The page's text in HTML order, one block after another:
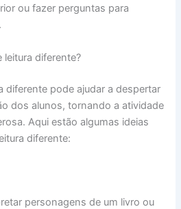
ou fazer perguntas para
leitura diferente?
diferente pode ajudar a despertar
dos alunos, tornando a atividade
Aqui estão algumas ideias
diferente:
personagens de um livro ou